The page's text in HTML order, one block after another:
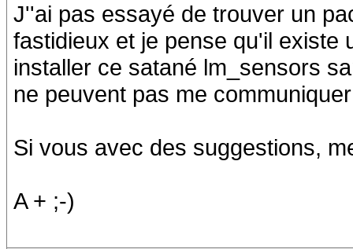
J''ai pas essayé de trouver un
fastidieux et je pense qu'il existe
installer ce satané lm_sensors
ne peuvent pas me
Si vous avec des suggestions,
A + ;-)